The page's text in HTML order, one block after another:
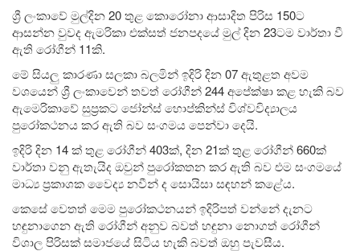
ශ්‍රී ලංකාවේ මුල්දින 20 තුළ කොරෝනා ආසාදිත පිරිස 150ට
ආසන්න වුවද ඇමරිකා එක්සත් ජනපදයේ මුල් දින 23ටම වාර්තා වී
ඇති රෝගීන් 11කි.
මේ සියලු කාරණා සලකා බලමින් ඉදිරි දින 07 ඇතුළත අවම
වශයෙන් ශ්‍රී ලංකාවෙන් තවත් රෝගීන් 244 අපේක්ෂා කළ හැකි බව
ඇමෙරිකාවේ සුප්‍රකට ජෝන්ස් හොප්කින්ස් විශ්වවිද්‍යාලය
පුරෝකථනය කර ඇති බව සංගමය පෙන්වා දෙයි.
ඉදිරි දින 14 ක් තුළ රෝගීන් 403ක්, දින 21ක් තුළ රෝගීන් 660ක්
වාර්තා වනු ඇතැයිද ඔවුන් පුරෝකතන කර ඇති බව එම සංගමයේ
මාධ්‍ය ප්‍රකාශක වෛද්‍ය නවීන් ද සොයිසා සඳහන් කළේය.
කෙසේ වෙතත් මෙම පුරෝකථනයන් ඉදිරිපත් වන්නේ දැනට
හඳුනාගෙන ඇති රෝගීන් අනුව බවත් හඳුනා නොගත් රෝගීන්
විශාල පිරිසක් සමාජයේ සිටිය හැකි බවත් ඔහු පැවසීය.